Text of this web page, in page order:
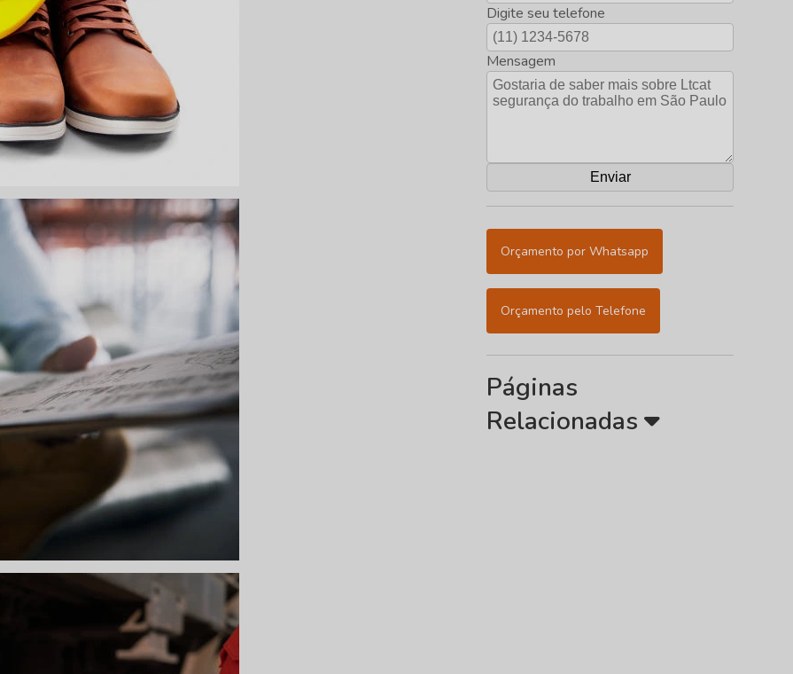
Digite seu telefone
Mensagem
Orçamento por Whatsapp
Orçamento pelo Telefone
Páginas
Relacionadas